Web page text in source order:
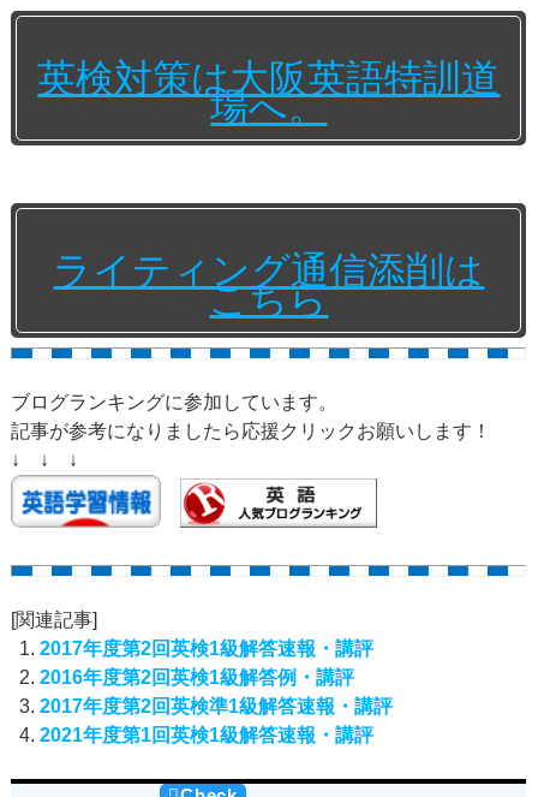
英検対策は大阪英語特訓道
場へ。
ライティング通信添削は
こちら
ブログランキングに参加しています。
記事が参考になりましたら応援クリックお願いします！
↓ ↓ ↓
[関連記事]
2017年度第2回英検1級解答速報・講評
2016年度第2回英検1級解答例・講評
2017年度第2回英検準1級解答速報・講評
2021年度第1回英検1級解答速報・講評